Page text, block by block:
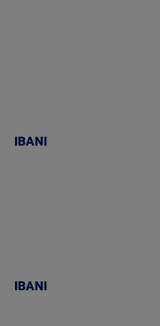
IBANI
IBANI